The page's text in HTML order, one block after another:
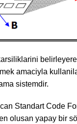
amaciyla
sistemdir.
Standart Code
olusan yapay bir